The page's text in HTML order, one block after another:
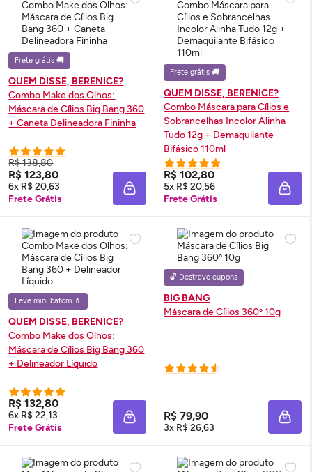
Frete grátis 🚚
QUEM DISSE, BERENICE?
Combo Makedos Olhos:
Máscara de Cílios Big Bang 360
+ Caneta Delineadora Fininha
R$ 138,80
R$ 123,80
6x R$ 20,63
Frete Grátis
ADICIONAR À SACOLA
Frete grátis 🚚
QUEM DISSE, BERENICE?
Combo Máscara para Cílios e
Sobrancelhas Incolor Alinha
Tudo 12g + Demaquilante
Bifásico 110ml
R$ 102,80
5x R$ 20,56
Frete Grátis
Leve mini batom 💄
QUEM DISSE, BERENICE?
Combo Makedos Olhos:
Máscara de Cílios Big Bang 360
+ Delineador Líquido
R$ 132,80
6x R$ 22,13
Frete Grátis
ADICIONAR À SACOLA
🔓 Destrave cupons
BIG BANG
Máscara de Cílios 360º 10g
R$ 79,90
3x R$ 26,63